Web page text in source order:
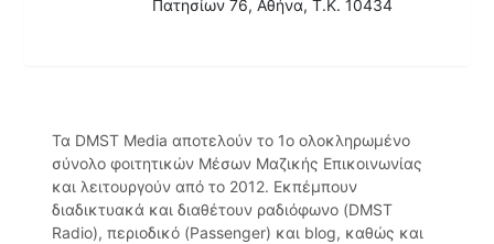
Πατησίων 76, Αθήνα, T.K. 10434
Τα DMST Media αποτελούν το 1o ολοκληρωμένο
σύνολο φοιτητικών Μέσων Μαζικής Επικοινωνίας
και λειτουργούν από το 2012. Εκπέμπουν
διαδικτυακά και διαθέτουν ραδιόφωνο (DMST
Radio), περιοδικό (Passenger) και blog, καθώς και